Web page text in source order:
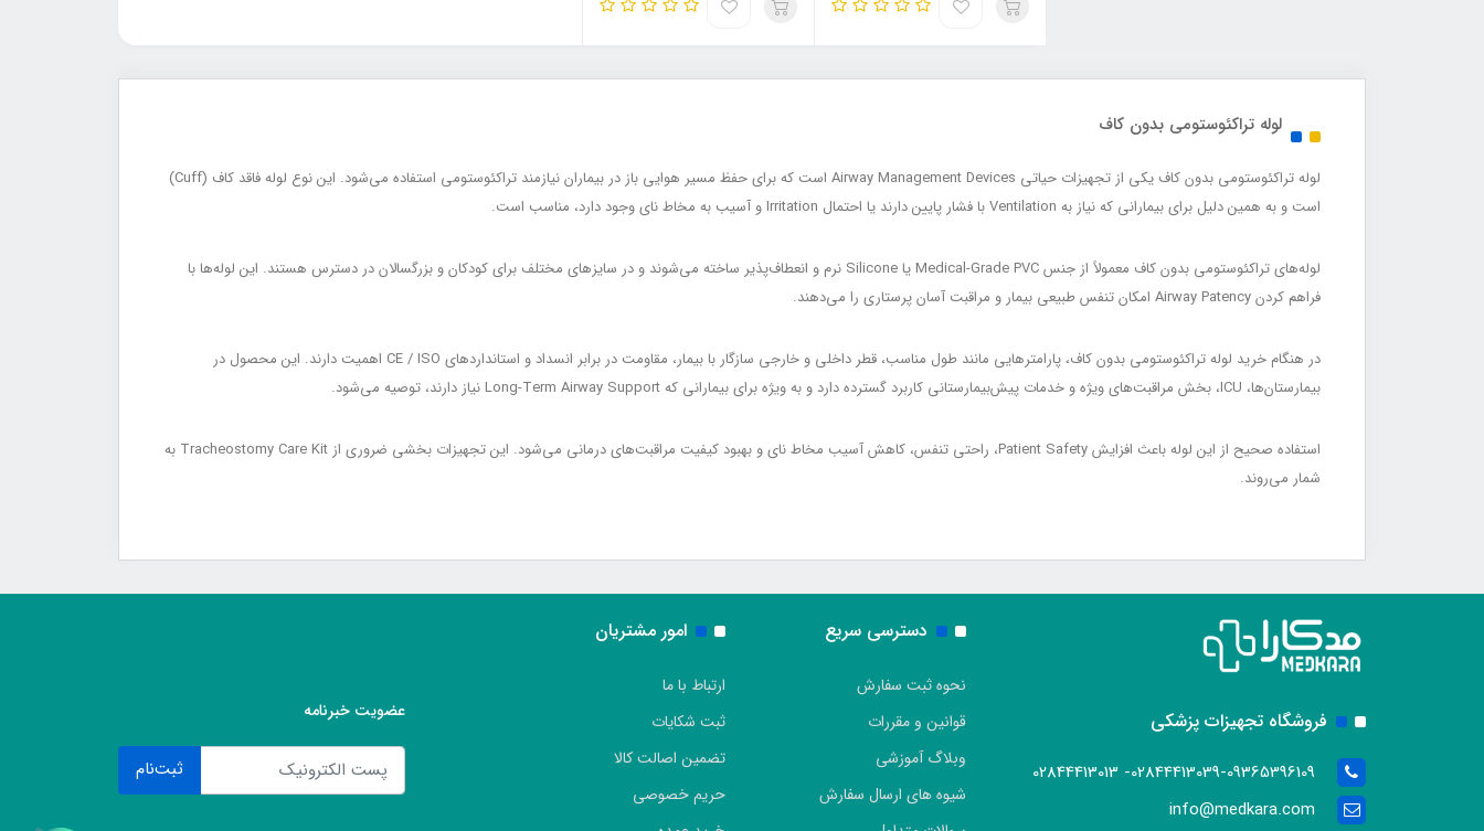
لوله تراکئوستومی بدون کاف
لوله تراکئوستومی بدون کاف یکی از تجهیزات حیاتی Airway Management Devices است که برای حفظ مسیر هوایی باز در بیماران نیازمند تراکئوستومی استفاده می‌شود. این نوع لوله فاقد کاف (Cuff)
است و به همین دلیل برای بیمارانی که نیاز به Ventilation با فشار پایین دارند یا احتمال Irritation و آسیب به مخاط نای وجود دارد، مناسب است.
لوله‌های تراکئوستومی بدون کاف معمولاً از جنس Medical-Grade PVC یا Silicone نرم و انعطاف‌پذیر ساخته می‌شوند و در سایزهای مختلف برای کودکان و بزرگسالان در دسترس هستند. این لوله‌ها با
فراهم کردن Airway Patency امکان تنفس طبیعی بیمار و مراقبت آسان پرستاری را می‌دهند.
در هنگام خرید لوله تراکئوستومی بدون کاف، پارامترهایی مانند طول مناسب، قطر داخلی و خارجی سازگار با بیمار، مقاومت در برابر انسداد و استانداردهای CE / ISO اهمیت دارند. این محصول در
بیمارستان‌ها، ICU، بخش مراقبت‌های ویژه و خدمات پیش‌بیمارستانی کاربرد گسترده دارد و به ویژه برای بیمارانی که Long-Term Airway Support نیاز دارند، توصیه می‌شود.
استفاده صحیح از این لوله باعث افزایش Patient Safety، راحتی تنفس، کاهش آسیب مخاط نای و بهبود کیفیت مراقبت‌های درمانی می‌شود. این تجهیزات بخشی ضروری از Tracheostomy Care Kit به
شمار می‌روند.
فروشگاه تجهیزات پزشکی
02844413039-09365396109- 02844413013
info@medkara.com
دسترسی سریع
نحوه ثبت سفارش
قوانین و مقررات
وبلاگ آموزشی
شیوه های ارسال سفارش
امور مشتریان
ارتباط با ما
ثبت شکایات
تضمین اصالت کالا
حریم خصوصی
عضویت خبرنامه
ثبت‌نام